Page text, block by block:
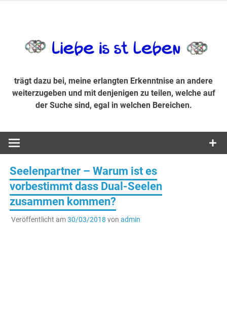
Suche sind, egal in welchen Bereichen.
trägt dazu bei, meine erlangten Erkenntnise an andere
weiterzugeben und mit denjenigen zu teilen, welche auf
der Suche sind, egal in welchen Bereichen.
Seelenpartner – Warum ist es
vorbestimmt dass Dual-Seelen
zusammen kommen?
Veröffentlicht am30/03/2018 von admin